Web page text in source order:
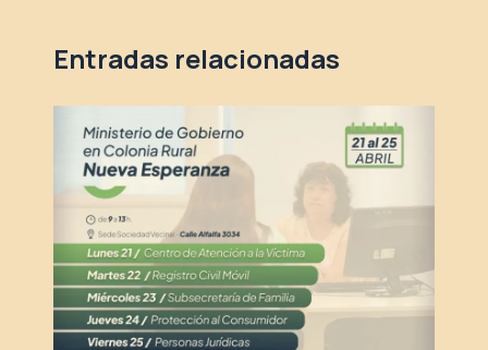
Entradas relacionadas